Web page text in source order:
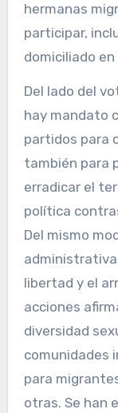
hermanas
participar,
domiciliado
Del lado del
hay mandato
partidos para
también para
erradicar el
política
Del mismo
libertad y el
acciones
diversidad
comunidades
para
otras. Se han